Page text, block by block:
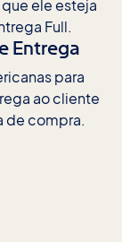
ele esteja
Full.
Entrega
para
ao cliente
de compra.